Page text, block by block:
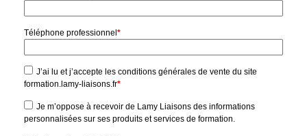
Téléphone professionnel *
J’ai lu et j’accepte les conditions générales de vente du site
formation.lamy-liaisons.fr*
Je m’oppose à recevoir de Lamy Liaisons des informations
personnalisées sur ses produits et services de formation.